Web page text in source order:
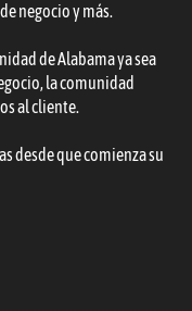
negocio y más.
de Alabama ya sea
la comunidad
al cliente.
desde que comienza su